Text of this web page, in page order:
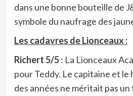
dans une bonne bouteille de
symbole du naufrage des
Les cadavres de Lionceaux :
Richert 5/5: La Lionceaux
pour Teddy. Le capitaine et le
des années ne méritait pas